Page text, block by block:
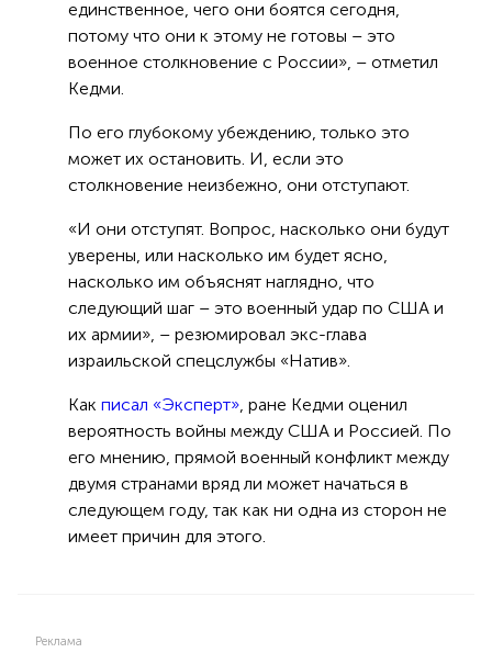
единственное, чего они боятся сегодня,
потому что они к этому не готовы – это
военное столкновение с России», – отметил
Кедми.
По его глубокому убеждению, только это
может их остановить. И, если это
столкновение неизбежно, они отступают.
«И они отступят. Вопрос, насколько они будут
уверены, или насколько им будет ясно,
насколько им объяснят наглядно, что
следующий шаг – это военный удар по США и
их армии», – резюмировал экс-глава
израильской спецслужбы «Натив».
Как писал «Эксперт» , ране Кедми оценил
вероятность войны между США и Россией. По
его мнению, прямой военный конфликт между
двумя странами вряд ли может начаться в
следующем году, так как ни одна из сторон не
имеет причин для этого.
Реклама